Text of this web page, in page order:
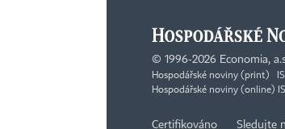
© 1996-2026 Economia,
Hospodářské noviny (print)
Hospodářské noviny (online)
Certifikováno Sledujte